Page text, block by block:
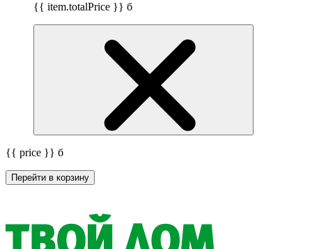
{{ item.totalPrice }} б
{{ price }} б
Перейти в корзину